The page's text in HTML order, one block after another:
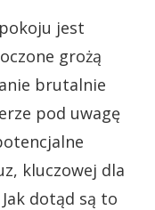
jest
grożą
brutalnie
pod uwagę
kluczowej dla
dotąd są to